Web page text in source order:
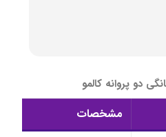
دو پروانه کالمو
مشخصات